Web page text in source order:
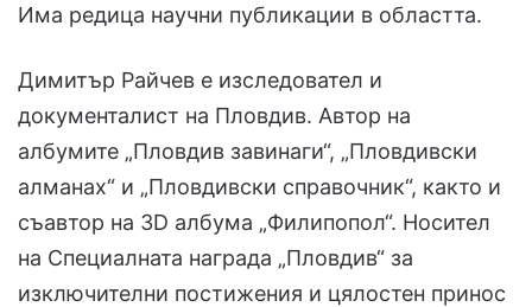
Има редица научни публикации в областта.
Димитър Райчев е изследовател и
документалист на Пловдив. Автор на
албумите „Пловдив завинаги“, „Пловдивски
алманах“ и „Пловдивски справочник“, както и
съавтор на 3D албума „Филипопол“. Носител
на Специалната награда „Пловдив“ за
изключителни постижения и цялостен принос